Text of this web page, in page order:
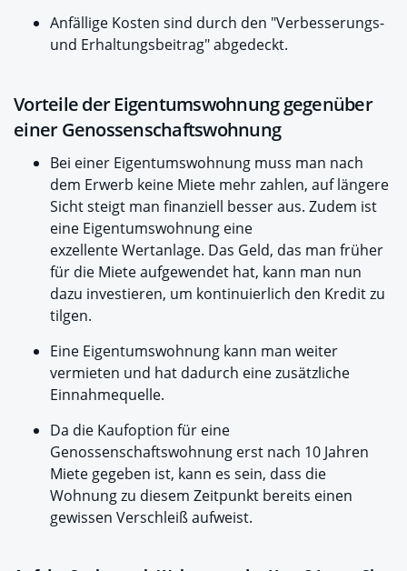
Anfällige Kosten sind durch den "Verbesserungs-
und Erhaltungsbeitrag" abgedeckt.
Vorteile der Eigentumswohnung gegenüber
einer Genossenschaftswohnung
Bei einer Eigentumswohnung muss man nach
dem Erwerb keine Miete mehr zahlen, auf längere
Sicht steigt man finanziell besser aus. Zudem ist
eine Eigentumswohnung eine
exzellente Wertanlage. Das Geld, das man früher
für die Miete aufgewendet hat, kann man nun
dazu investieren, um kontinuierlich den Kredit zu
tilgen.
Eine Eigentumswohnung kann man weiter
vermieten und hat dadurch eine zusätzliche
Einnahmequelle.
Da die Kaufoption für eine
Genossenschaftswohnung erst nach 10 Jahren
Miete gegeben ist, kann es sein, dass die
Wohnung zu diesem Zeitpunkt bereits einen
gewissen Verschleiß aufweist.